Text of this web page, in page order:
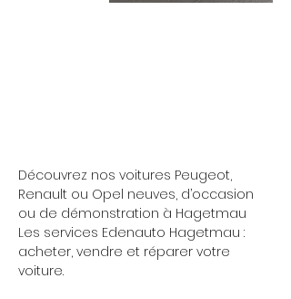
Découvrez nos voitures Peugeot,
Renault ou Opel neuves, d’occasion
ou de démonstration à Hagetmau
Les services Edenauto Hagetmau :
acheter, vendre et réparer votre
voiture.